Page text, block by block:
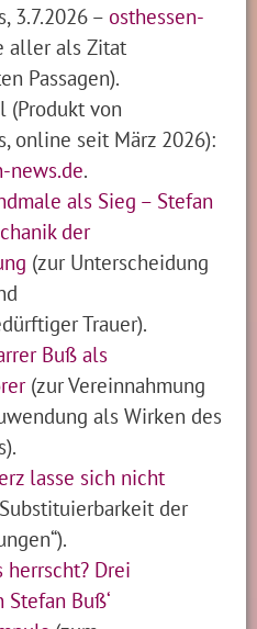
3.7.2026 – osthessen-
aller als Zitat
Passagen).
(Produkt von
online seit März 2026):
news.de.
als Sieg – Stefan
der
(zur Unterscheidung
Trauer).
Buß als
(zur Vereinnahmung
als Wirken des
lasse sich nicht
der
herrscht? Drei
Buß‘